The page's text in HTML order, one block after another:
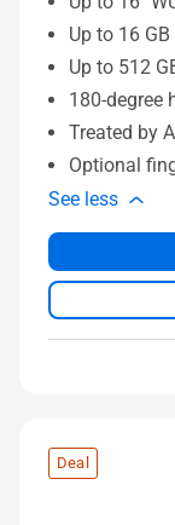
Up to 16 GB
Up to 512
180-degree
Treated by
Optional
See less
Deal